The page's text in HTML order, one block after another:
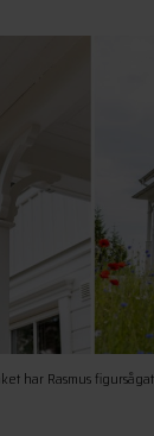
har Rasmus